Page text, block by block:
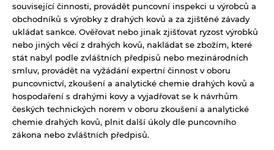
související činnosti, provádět puncovní inspekci u výrobců a
obchodníků s výrobky z drahých kovů a za zjištěné závady
ukládat sankce. Ověřovat nebo jinak zjišťovat ryzost výrobků
nebo jiných věcí z drahých kovů, nakládat se zbožím, které
stát nabyl podle zvláštních předpisů nebo mezinárodních
smluv, provádět na vyžádání expertní činnost v oboru
puncovnictví, zkoušení a analytické chemie drahých kovů a
hospodaření s drahými kovy a vyjadřovat se k návrhům
českých technických norem v oboru zkoušení a analytické
chemie drahých kovů, plnit další úkoly dle puncovního
zákona nebo zvláštních předpisů.